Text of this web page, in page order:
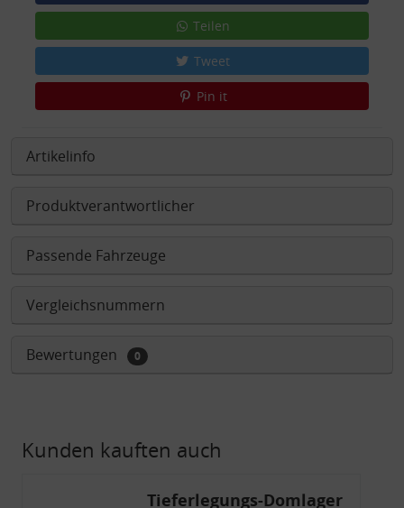
Teilen
Tweet
Pin it
Artikelinfo
Produktverantwortlicher
Passende Fahrzeuge
Vergleichsnummern
Bewertungen 0
Kunden kauften auch
Tieferlegungs-Domlager